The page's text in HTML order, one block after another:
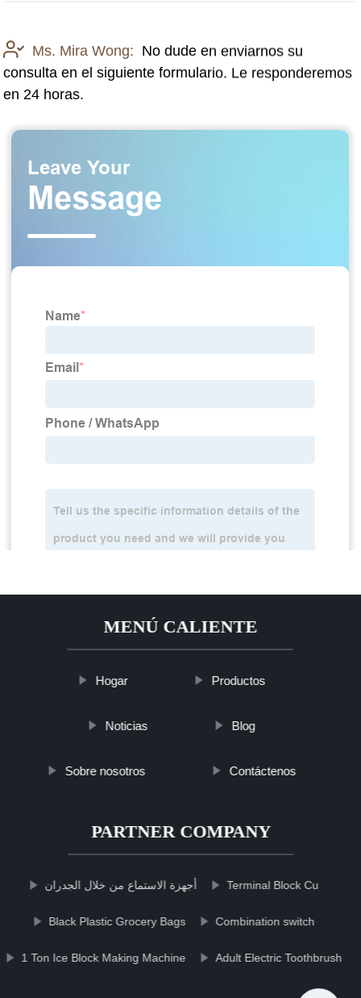
Ms. Mira Wong: No dude en enviarnos su
consulta en el siguiente formulario. Le responderemos
en 24 horas.
MENÚ CALIENTE
Hogar Productos
Noticias Blog
Sobre nosotros Contáctenos
PARTNER COMPANY
أجهزة الاستماع من خلال الجدران Terminal Block Cu
Black Plastic Grocery Bags Combination switch
1 Ton Ice Block Making Machine Adult Electric Toothbrush